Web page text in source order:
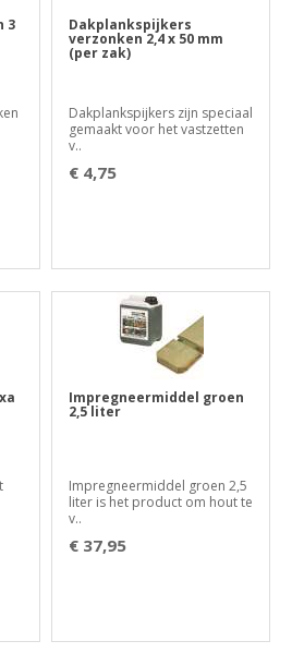
3 Dakplankspijkers
verzonken 2,4 x 50 mm
(per zak)
Dakplankspijkers zijn speciaal
gemaakt voor het vastzetten
v..
€ 4,75
Impregneermiddel groen
2,5 liter
Impregneermiddel groen 2,5
liter is het product om hout te
v..
€ 37,95